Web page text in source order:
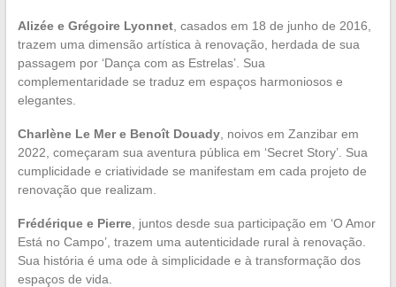
Alizée e Grégoire Lyonnet, casados em 18 de junho de 2016,
trazem uma dimensão artística à renovação, herdada de sua
passagem por ‘Dança com as Estrelas’. Sua
complementaridade se traduz em espaços harmoniosos e
elegantes.
Charlène Le Mer e Benoît Douady, noivos em Zanzibar em
2022, começaram sua aventura pública em ‘Secret Story’. Sua
cumplicidade e criatividade se manifestam em cada projeto de
renovação que realizam.
Frédérique e Pierre, juntos desde sua participação em ‘O Amor
Está no Campo’, trazem uma autenticidade rural à renovação.
Sua história é uma ode à simplicidade e à transformação dos
espaços de vida.